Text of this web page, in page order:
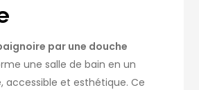
par une douche
une salle de bain en un
accessible et esthétique. Ce